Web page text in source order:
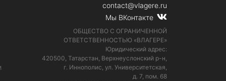
contact@vlagere.ru
Мы ВКонтакте
ОБЩЕСТВО С ОГРАНИЧЕННОЙ
ОТВЕТСТВЕННОСТЬЮ «ВЛАГЕРЕ»
Юридический адрес:
420500, Татарстан, Верхнеуслонский р-н,
г. Иннополис, ул. Университетская,
д. 7, пом. 68